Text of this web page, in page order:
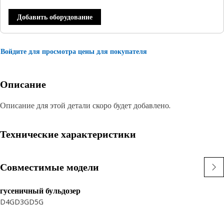
Добавить оборудование
Войдите для просмотра цены для покупателя
Описание
Описание для этой детали скоро будет добавлено.
Технические характеристики
Совместимые модели
гусеничный бульдозер
D4GD3GD5G